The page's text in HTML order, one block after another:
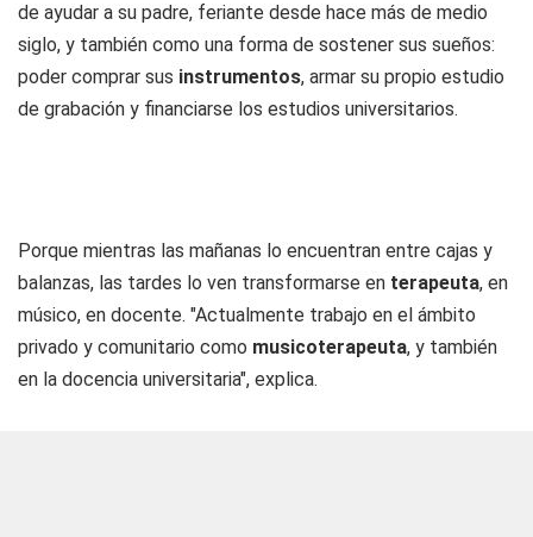
de ayudar a su padre, feriante desde hace más de medio
siglo, y también como una forma de sostener sus sueños:
poder comprar sus instrumentos, armar su propio estudio
de grabación y financiarse los estudios universitarios.
Porque mientras las mañanas lo encuentran entre cajas y
balanzas, las tardes lo ven transformarse en terapeuta, en
músico, en docente. "Actualmente trabajo en el ámbito
privado y comunitario como musicoterapeuta, y también
en la docencia universitaria", explica.